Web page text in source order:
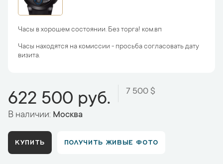
Часы в хорошем состоянии. Без торга! ком.вп
Часы находятся на комиссии - просьба согласовать дату
визита.
622 500 руб. 7 500 $
В наличии: Москва
КУПИТЬ ПОЛУЧИТЬ ЖИВЫЕ ФОТО